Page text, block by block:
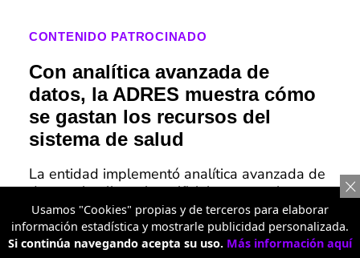
CONTENIDO PATROCINADO
Con analítica avanzada de
datos, la ADRES muestra cómo
se gastan los recursos del
sistema de salud
La entidad implementó analítica avanzada de
datos e inteligencia artificial para monitorear
el uso de cerca de $116 billones destinados a
la salud.
Usamos "Cookies" propias y de terceros para elaborar
información estadística y mostrarle publicidad personalizada.
Si continúa navegando acepta su uso. Más información aquí